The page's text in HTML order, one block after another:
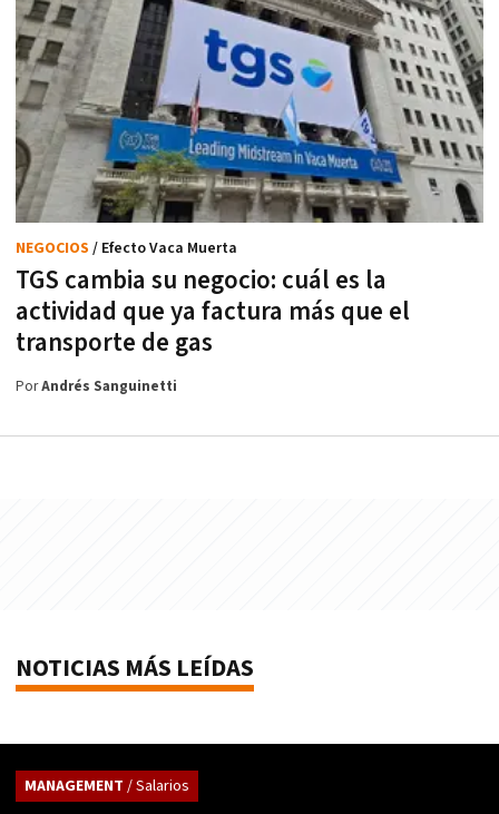
TGS cambia su negocio: cuál es la
actividad que ya factura más que el
transporte de gas
NEGOCIOS / Efecto Vaca Muerta
PorAndrés Sanguinetti
NOTICIAS MÁS LEÍDAS
MANAGEMENT / Salarios